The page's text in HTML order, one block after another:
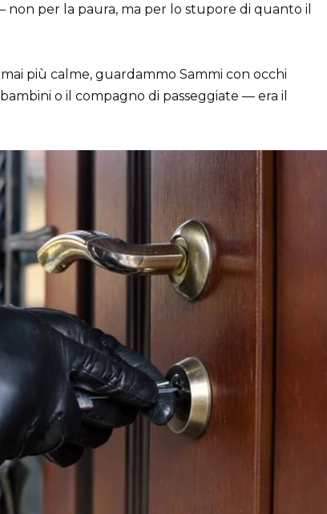
non per la paura, ma per lo stupore di quanto il
più calme, guardammo Sammi con occhi
o il compagno di passeggiate — era il